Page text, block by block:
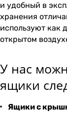
и удобный в
хранения
используют как
открытом
У нас
ящики
Ящики с